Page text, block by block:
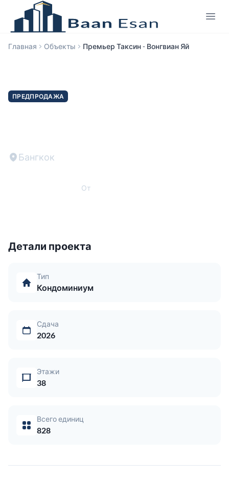
Главная Объекты Премьер Таксин - Вонгвиан Яй
ПРЕДПРОДАЖА
Бангкок
От
Детали проекта
Тип
Кондоминиум
Сдача
2026
Этажи
38
Всего единиц
828